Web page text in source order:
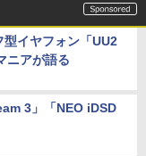
型イヤフォン「UU2
ニアが語る
3」「NEO iDSD